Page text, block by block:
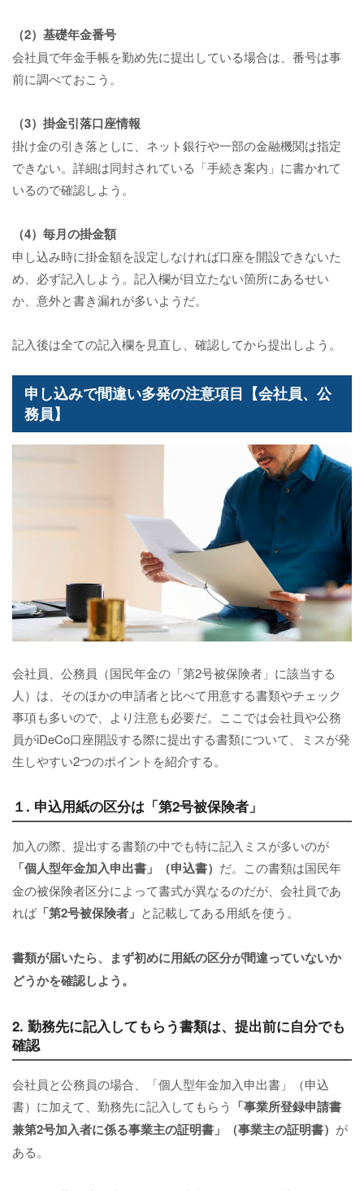
（2）基礎年金番号
会社員で年金手帳を勤め先に提出している場合は、番号は事
前に調べておこう。
（3）掛金引落口座情報
掛け金の引き落としに、ネット銀行や一部の金融機関は指定
できない。詳細は同封されている「手続き案内」に書かれて
いるので確認しよう。
（4）毎月の掛金額
申し込み時に掛金額を設定しなければ口座を開設できないた
め、必ず記入しよう。記入欄が目立たない箇所にあるせい
か、意外と書き漏れが多いようだ。
記入後は全ての記入欄を見直し、確認してから提出しよう。
申し込みで間違い多発の注意項目【会社員、公
務員】
会社員、公務員（国民年金の「第2号被保険者」に該当する
人）は、そのほかの申請者と比べて用意する書類やチェック
事項も多いので、より注意も必要だ。ここでは会社員や公務
員がiDeCo口座開設する際に提出する書類について、ミスが発
生しやすい2つのポイントを紹介する。
１. 申込用紙の区分は「第2号被保険者」
加入の際、提出する書類の中でも特に記入ミスが多いのが
「個人型年金加入申出書」（申込書） だ。この書類は国民年
金の被保険者区分によって書式が異なるのだが、会社員であ
れば 「第2号被保険者」 と記載してある用紙を使う。
書類が届いたら、まず初めに用紙の区分が間違っていないか
どうかを確認しよう。
2. 勤務先に記入してもらう書類は、提出前に自分でも
確認
会社員と公務員の場合、「個人型年金加入申出書」（申込
書）に加えて、勤務先に記入してもらう
「事業所登録申請書
兼第2号加入者に係る事業主の証明書」（事業主の証明書） が
ある。